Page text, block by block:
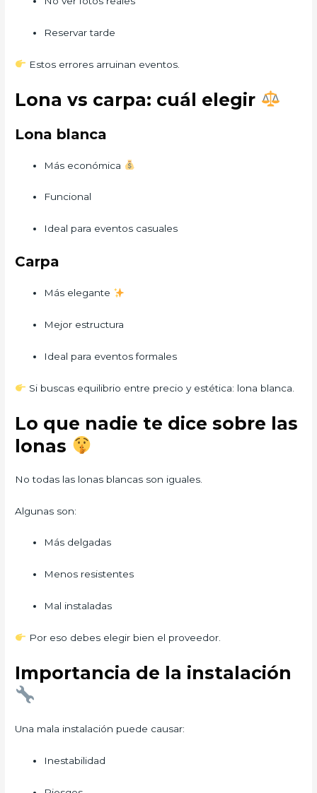
Reservar tarde
Estos errores arruinan eventos.
Lona vs carpa: cuál elegir
Lona blanca
Más económica
Funcional
Ideal para eventos casuales
Carpa
Más elegante
Mejor estructura
Ideal para eventos formales
Si buscas equilibrio entre precio y estética: lona blanca.
Lo que nadie te dice sobre las
lonas
No todas las lonas blancas son iguales.
Algunas son:
Más delgadas
Menos resistentes
Mal instaladas
Por eso debes elegir bien el proveedor.
Importancia de la instalación
Una mala instalación puede causar:
Inestabilidad